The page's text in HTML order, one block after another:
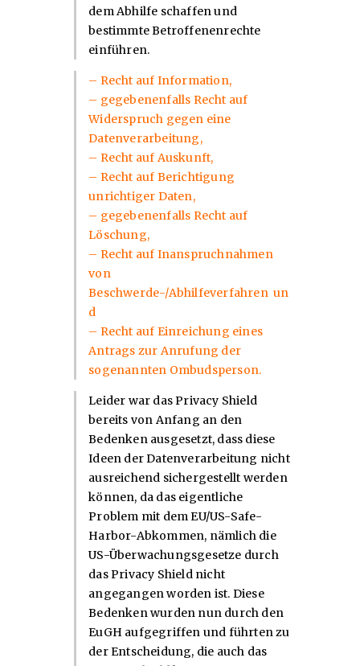
dem Abhilfe schaffen und
bestimmte Betroffenenrechte
einführen.
– Recht auf Information,
– gegebenenfalls Recht auf
Widerspruch gegen eine
Datenverarbeitung,
– Recht auf Auskunft,
– Recht auf Berichtigung
unrichtiger Daten,
– gegebenenfalls Recht auf
Löschung,
– Recht auf Inanspruchnahmen
von
Beschwerde-/Abhilfeverfahren un
d
– Recht auf Einreichung eines
Antrags zur Anrufung der
sogenannten Ombudsperson.
Leider war das Privacy Shield
bereits von Anfang an den
Bedenken ausgesetzt, dass diese
Ideen der Datenverarbeitung nicht
ausreichend sichergestellt werden
können, da das eigentliche
Problem mit dem EU/US-Safe-
Harbor-Abkommen, nämlich die
US-Überwachungsgesetze durch
das Privacy Shield nicht
angegangen worden ist. Diese
Bedenken wurden nun durch den
EuGH aufgegriffen und führten zu
der Entscheidung, die auch das